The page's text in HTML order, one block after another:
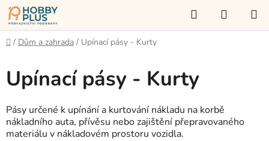
Přejít
na
obsah
Hledat
KOŠÍK
Domů
/ Dům a zahrada / Upínací pásy - Kurty
Upínací pásy - Kurty
Pásy určené k upínání a kurtování nákladu na korbě
nákladního auta, přívěsu nebo zajištění přepravovaného
materiálu v nákladovém prostoru vozidla.